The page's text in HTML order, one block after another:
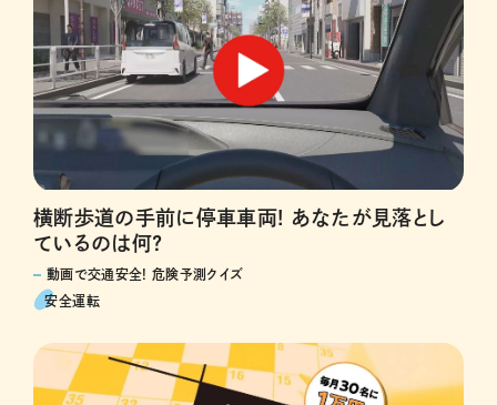
横断歩道の手前に停車車両! あなたが見落とし
ているのは何?
動画で交通安全! 危険予測クイズ
安全運転